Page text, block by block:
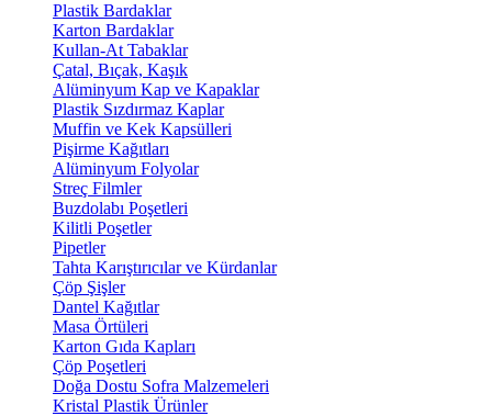
Plastik Bardaklar
Karton Bardaklar
Kullan-At Tabaklar
Çatal, Bıçak, Kaşık
Alüminyum Kap ve Kapaklar
Plastik Sızdırmaz Kaplar
Muffin ve Kek Kapsülleri
Pişirme Kağıtları
Alüminyum Folyolar
Streç Filmler
Buzdolabı Poşetleri
Kilitli Poşetler
Pipetler
Tahta Karıştırıcılar ve Kürdanlar
Çöp Şişler
Dantel Kağıtlar
Masa Örtüleri
Karton Gıda Kapları
Çöp Poşetleri
Doğa Dostu Sofra Malzemeleri
Kristal Plastik Ürünler